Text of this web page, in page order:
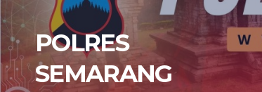
POLRES
SEMARANG